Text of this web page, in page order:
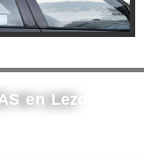
en Lezo